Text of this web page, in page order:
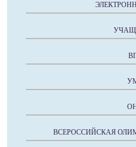
ВСЕРОССИЙСКАЯ